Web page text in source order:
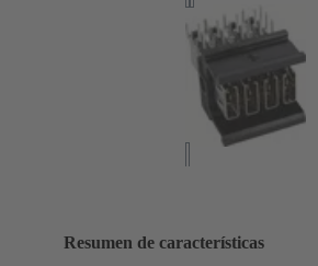
Resumen de características